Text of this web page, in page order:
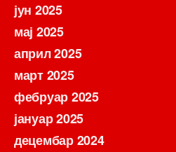
јун 2025
мај 2025
април 2025
март 2025
фебруар 2025
јануар 2025
децембар 2024